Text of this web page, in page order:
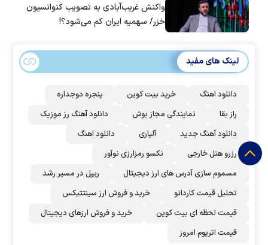
واکنش غریب‌آبادی به تصویب کنوانسیون
خزر/ سهمیه ایران کم می‌شود؟!
لینک های مفید
دانلود اهنگ خرید بیت کوین
پنجره دوجداره
راز بقا
نمایندگی مجاز بوش
دانلود آهنگ رز‌ موزیک
دانلود آهنگ جدید
آلپاری
دانلود اهنگ
رزرو هتل خارجی
نکسو رمزارزی نوآور
مسموم سازی آدرس های ارز دیجیتال
ریپل در مسیر رشد
تحلیل قیمت کاردانو
خرید و فروش ارز سینتتیکس
قیمت لحظه ای بیت کوین
خرید و فروش ارزهای دیجیتال
قیمت اتریوم امروز